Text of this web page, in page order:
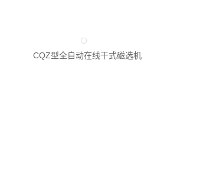
CQZ型全自动在线干式磁选机